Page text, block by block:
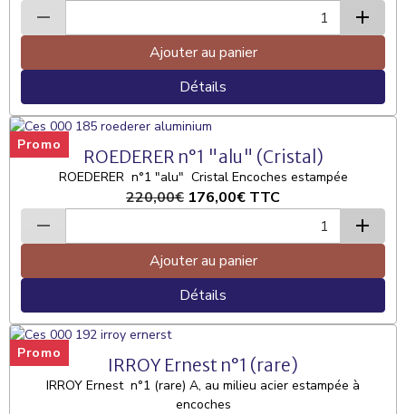
Ajouter au panier
Détails
Promo
ROEDERER n°1 "alu" (Cristal)
ROEDERER n°1 "alu" Cristal Encoches estampée
220,00€ 176,00€ TTC
Ajouter au panier
Détails
Promo
IRROY Ernest n°1 (rare)
IRROY Ernest n°1 (rare) A, au milieu acier estampée à
encoches